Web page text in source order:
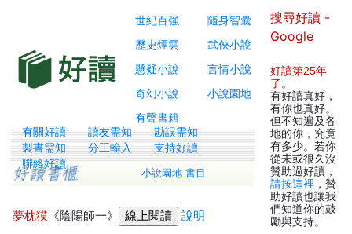
世紀百強
隨身智囊
歷史煙雲
武俠小說
懸疑小說
言情小說
奇幻小說
小說園地
有聲書籍
有關好讀 讀友需知
勘誤需知
製書需知
分工輸入
支持好讀
聯絡好讀
小說園地 書目
夢枕獏 《陰陽師一》 說明
搜尋好讀 -
Google
好讀第25年
了 。
有好讀真好，
有你也真好。
但不知遍及各
地的你，究竟
有多少。若你
從未或很久沒
贊助過好讀，
請按這裡 ，贊
助好讀也讓我
們知道你的鼓
勵與支持。